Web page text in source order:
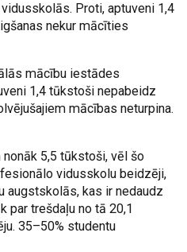
Proti, aptuveni 1,4
nekur mācīties
mācību iestādes
1,4 tūkstoši nepabeidz
mācības neturpina.
5,5 tūkstoši, vēl šo
vidusskolu beidzēji,
augstskolās, kas ir nedaudz
par trešdaļu no tā 20,1
35–50% studentu